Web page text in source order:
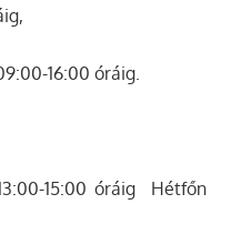
16:00 óráig.
15:00 óráig Hétfőn